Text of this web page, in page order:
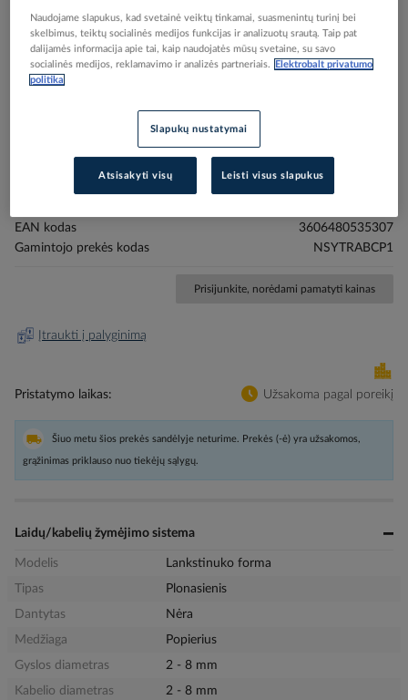
gallery
Markiruotė 15x4mm 488 simbolių balta TRA Linergy
- SCHNEIDER ELECTRIC
EAN kodas
3606480535307
Gamintojo prekės kodas
NSYTRABCP1
Prisijunkite, norėdami pamatyti kainas
Įtraukti į palyginimą
Pristatymo laikas Užsakoma pagal poreikį
Šiuo metu šios prekės sandėlyje neturime. Prekės (-ė) yra užsakomos,
grąžinimas priklauso nuo tiekėjų sąlygų.
Laidų/kabelių žymėjimo sistema
Modelis
Lankstinuko forma
Tipas
Plonasienis
Dantytas
Nėra
Medžiaga
Popierius
Gyslos diametras
2 - 8 mm
Kabelio diametras
2 - 8 mm
Naudojame slapukus, kad svetainė veiktų tinkamai, suasmenintų turinį bei
skelbimus, teiktų socialinės medijos funkcijas ir analizuotų srautą. Taip pat
dalijamės informacija apie tai, kaip naudojatės mūsų svetaine, su savo
socialinės medijos, reklamavimo ir analizės partneriais.
Elektrobalt privatumo
politika
Slapukų nustatymai
Atsisakyti visų Leisti visus slapukus